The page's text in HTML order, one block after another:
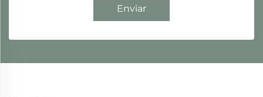
Enviar